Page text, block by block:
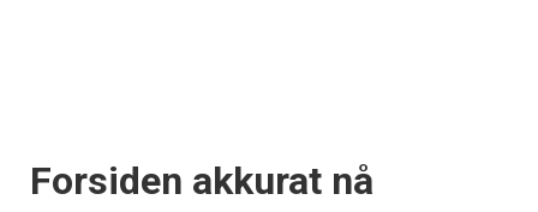
Forsiden akkurat nå